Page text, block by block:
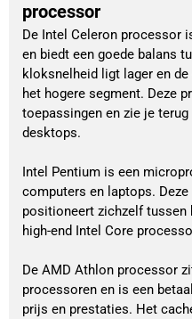
processor
De Intel Celeron processor
en biedt een goede balans
kloksnelheid ligt lager en
het hogere segment. Deze
toepassingen en zie je
desktops.
Intel Pentium is een
computers en laptops.
positioneert zichzelf tussen
high-end Intel Core
De AMD Athlon processor
processoren en is een
prijs en prestaties. Het